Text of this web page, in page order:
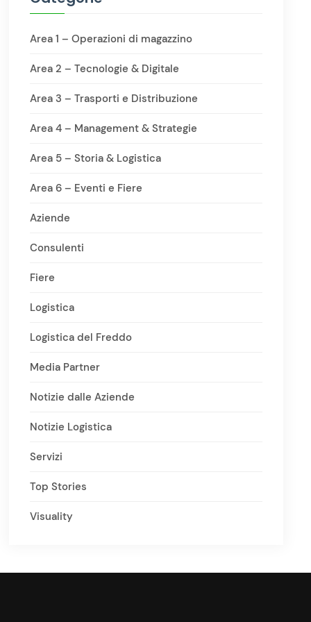
Area 1 – Operazioni di magazzino
Area 2 – Tecnologie & Digitale
Area 3 – Trasporti e Distribuzione
Area 4 – Management & Strategie
Area 5 – Storia & Logistica
Area 6 – Eventi e Fiere
Aziende
Consulenti
Fiere
Logistica
Logistica del Freddo
Media Partner
Notizie dalle Aziende
Notizie Logistica
Servizi
Top Stories
Visuality